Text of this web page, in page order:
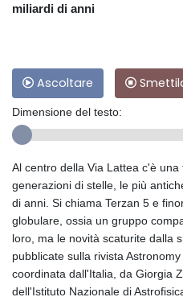
miliardi di anni
Ascoltare
Dimensione del testo:
Al centro della Via Lattea c'è
generazioni di stelle, le più
di anni. Si chiama Terzan 5 e
globulare, ossia un gruppo
loro, ma le novità scaturite dalla
pubblicate sulla rivista
coordinata dall'Italia, da Giorgia
dell'Istituto Nazionale di